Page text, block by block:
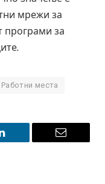
мрежи за
програми за
Работни места
Email